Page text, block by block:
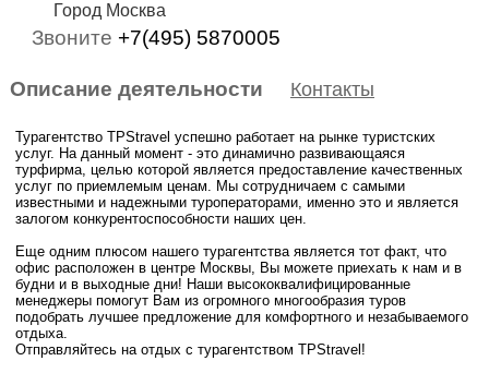
Город Москва
Звоните +7(495) 5870005
Описание деятельности Контакты
Турагентство TPStravel успешно работает на рынке туристских
услуг. На данный момент - это динамично развивающаяся
турфирма, целью которой является предоставление качественных
услуг по приемлемым ценам. Мы сотрудничаем с самыми
известными и надежными туроператорами, именно это и является
залогом конкурентоспособности наших цен.
Еще одним плюсом нашего турагентства является тот факт, что
офис расположен в центре Москвы, Вы можете приехать к нам и в
будни и в выходные дни! Наши высококвалифицированные
менеджеры помогут Вам из огромного многообразия туров
подобрать лучшее предложение для комфортного и незабываемого
отдыха.
Отправляйтесь на отдых с турагентством TPStravel!